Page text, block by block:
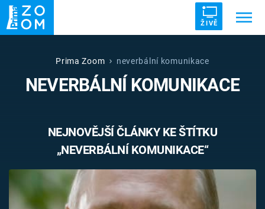
ŽIVĚ
ZRÁDCI DRUHÁ SVĚTOVÁ VÁLKA
ZÁHADY VETŘELCI DÁVNOVĚKU
Témata
Témata
Prima Zoom neverbální komunikace
NEVERBÁLNÍ KOMUNIKACE
NEJNOVĚJŠÍ ČLÁNKY KE ŠTÍTKU
„NEVERBÁLNÍ KOMUNIKACE“